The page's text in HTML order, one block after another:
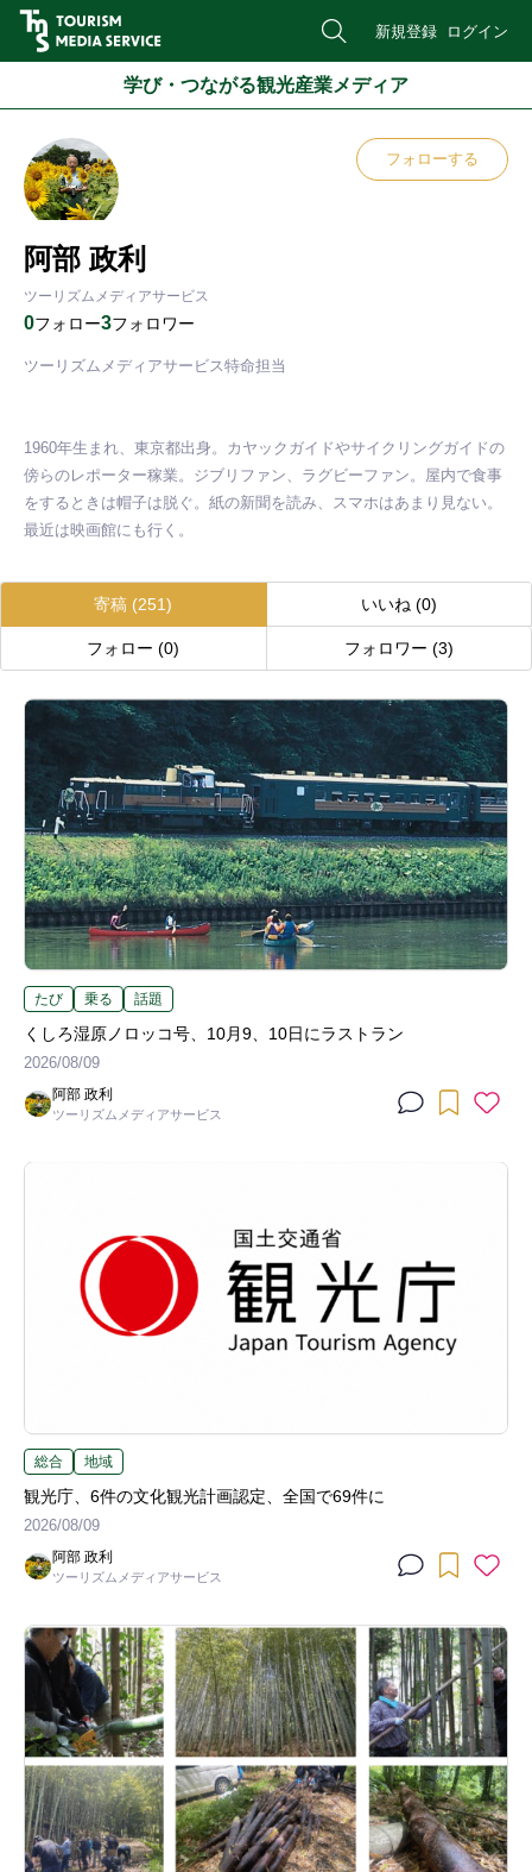
新規登録 ログイン
学び・つながる観光産業メディア
阿部 政利
ツーリズムメディアサービス
0フォロー3フォロワー
フォローする
ツーリズムメディアサービス特命担当
1960年生まれ、東京都出身。カヤックガイドやサイクリングガイドの
傍らのレポーター稼業。ジブリファン、ラグビーファン。屋内で食事
をするときは帽子は脱ぐ。紙の新聞を読み、スマホはあまり見ない。
最近は映画館にも行く。
寄稿 (251) いいね (0)
フォロー (0) フォロワー (3)
たび 乗る 話題
くしろ湿原ノロッコ号、10月9、10日にラストラン
2026/08/09
阿部 政利
ツーリズムメディアサービス
総合 地域
観光庁、6件の文化観光計画認定、全国で69件に
2026/08/09
阿部 政利
ツーリズムメディアサービス